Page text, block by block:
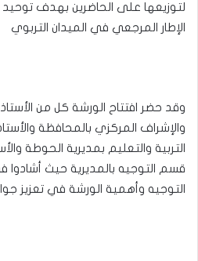
لتوزيعها على الحاضرين بهدف
الإطار المرجعي في الميدان التربوي
وقد حضر افتتاح الورشة كل من
والإشراف المركزي بالمحافظة
التربية والتعليم بمديرية الحوطة
قسم التوجيه بالمديرية حيث
التوجيه وأهمية الورشة في تعزيز